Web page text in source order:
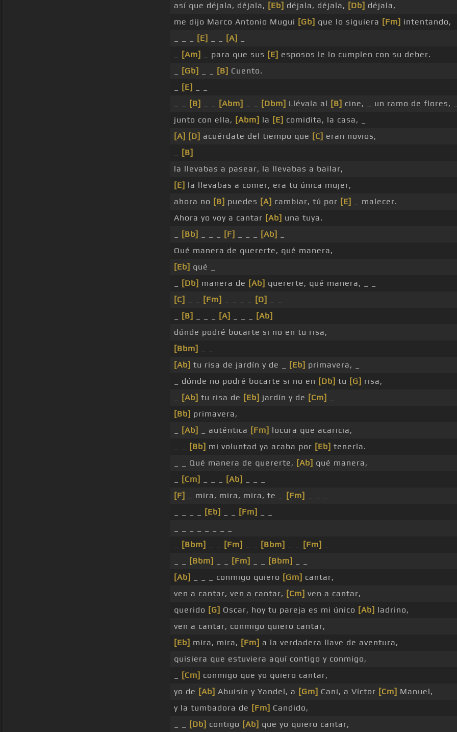
así que déjala, déjala, [Eb] déjala, déjala, [Db] déjala,
me dijo Marco Antonio Mugui [Gb] que lo siguiera [Fm] intentando,
[E] [A]
[Am] _ para que sus [E] esposos le lo cumplen con su deber.
[Gb] [B] Cuento.
[E]
[B] [Abm] [Dbm] Llévala al [B] cine, _ un ramo de flores,
junto con ella, [Abm] la [E] comidita, la casa, _
[A] [D] acuérdate del tiempo que [C] eran novios,
[B]
la llevabas a pasear, la llevabas a bailar,
[E] la llevabas a comer, era tu única mujer,
ahora no [B] puedes [A] cambiar, tú por [E]
_ malecer.
Ahora yo voy a cantar [Ab] una tuya.
[Bb] [F] [Ab]
Qué manera de quererte, qué manera,
[Eb] qué _
[Db] manera de [Ab] quererte, qué manera, _ _
[C]
[Fm] [D]
[B] [A]
[Ab]
dónde podré bocarte si no en tu risa,
[Bbm]
[Ab] tu risa de jardín y de _ [Eb] primavera, _
_ dónde no podré bocarte si no en [Db] tu [G] risa,
[Ab] tu risa de [Eb] jardín y de [Cm]
[Bb] primavera,
[Ab] _ auténtica [Fm] locura que acaricia,
[Bb] mi voluntad ya acaba por [Eb] tenerla.
_ _ Qué manera de quererte, [Ab] qué manera,
[Cm] [Ab]
[F]
_ mira, mira, mira, te _ [Fm]
[Eb] [Fm]
[Bbm] [Fm] [Bbm] [Fm]
[Bbm] [Fm] [Bbm]
[Ab]
_ _ _ conmigo quiero [Gm] cantar,
ven a cantar, ven a cantar, [Cm] ven a cantar,
querido [G] Oscar, hoy tu pareja es mi único [Ab] ladrino,
ven a cantar, conmigo quiero cantar,
[Eb] mira, mira, [Fm] a la verdadera llave de aventura,
quisiera que estuviera aquí contigo y conmigo,
[Cm] conmigo que yo quiero cantar,
yo de [Ab] Abuisín y Yandel, a [Gm] Cani, a Víctor [Cm] Manuel,
y la tumbadora de [Fm] Candido,
[Db] contigo [Ab] que yo quiero cantar,